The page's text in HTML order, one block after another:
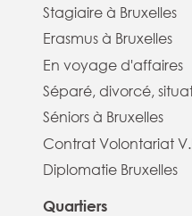
Stagiaire à Bruxelles
Erasmus à Bruxelles
En voyage d'affaires
Séparé, divorcé,
Séniors à Bruxelles
Contrat Volontariat
Diplomatie Bruxelles
Quartiers